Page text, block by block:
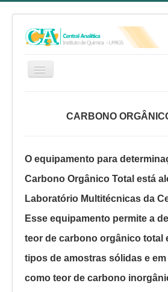
SERVIÇOS
RELATÓRIO ANUAL
REGIMENTO INTERNO
FAQ
CA NO YOUTUBE
FALE CONOSCO
CARBONO
O equipamento para
Carbono Orgânico Total está
Laboratório Multitécnicas da
Esse equipamento permite a
teor de carbono orgânico total
tipos de amostras sólidas e
como teor de carbono